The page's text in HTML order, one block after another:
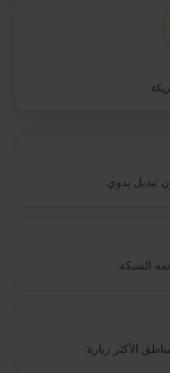
تبديل يدوي.
الشبكة.
الأكثر زيارة.